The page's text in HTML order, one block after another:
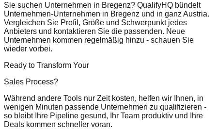
Sie suchen Unternehmen in Bregenz? QualifyHQ bündelt
Unternehmen-Unternehmen in Bregenz und in ganz Austria.
Vergleichen Sie Profil, Größe und Schwerpunkt jedes
Anbieters und kontaktieren Sie die passenden. Neue
Unternehmen kommen regelmäßig hinzu - schauen Sie
wieder vorbei.
Ready to Transform Your
Sales Process?
Während andere Tools nur Zeit kosten, helfen wir Ihnen, in
wenigen Minuten passende Unternehmen zu qualifizieren -
so bleibt Ihre Pipeline gesund, Ihr Team produktiv und Ihre
Deals kommen schneller voran.